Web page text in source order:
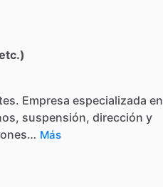
Empresa especializada en
suspensión, dirección y
Más